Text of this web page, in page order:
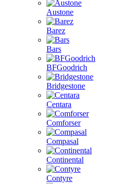
Austone
Barez
Bars
BFGoodrich
Bridgestone
Centara
Comforser
Compasal
Continental
Contyre